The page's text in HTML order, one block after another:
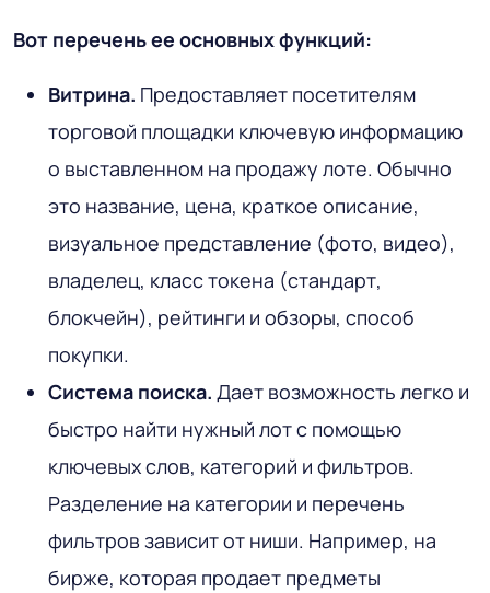
Вот перечень ее основных функций:
Витрина. Предоставляет посетителям
торговой площадки ключевую информацию
о выставленном на продажу лоте. Обычно
это название, цена, краткое описание,
визуальное представление (фото, видео),
владелец, класс токена (стандарт,
блокчейн), рейтинги и обзоры, способ
покупки.
Система поиска. Дает возможность легко и
быстро найти нужный лот с помощью
ключевых слов, категорий и фильтров.
Разделение на категории и перечень
фильтров зависит от ниши. Например, на
бирже, которая продает предметы